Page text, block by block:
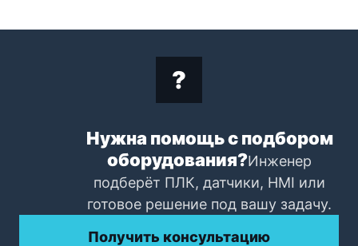
Нужна помощь с подбором
оборудования?Инженер
подберёт ПЛК, датчики, HMI или
готовое решение под вашу задачу.
Получить консультацию